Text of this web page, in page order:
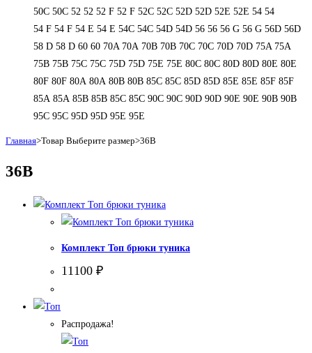
50С 50С 52 52 52 F 52 F 52C 52C 52D 52D 52E 52E 54 54
54 F 54 F 54 Е 54 Е 54C 54C 54D 54D 56 56 56 G 56 G 56D 56D
58 D 58 D 60 60 70A 70A 70B 70B 70C 70C 70D 70D 75A 75A
75B 75B 75C 75C 75D 75D 75E 75E 80C 80C 80D 80D 80E 80E
80F 80F 80А 80А 80В 80В 85C 85C 85D 85D 85E 85E 85F 85F
85А 85А 85В 85В 85С 85С 90C 90C 90D 90D 90E 90E 90В 90В
95C 95C 95D 95D 95E 95E
Главная>Товар Выберите размер>36B
36B
Комплект Топ брюки туника
11100 ₽
Распродажа!